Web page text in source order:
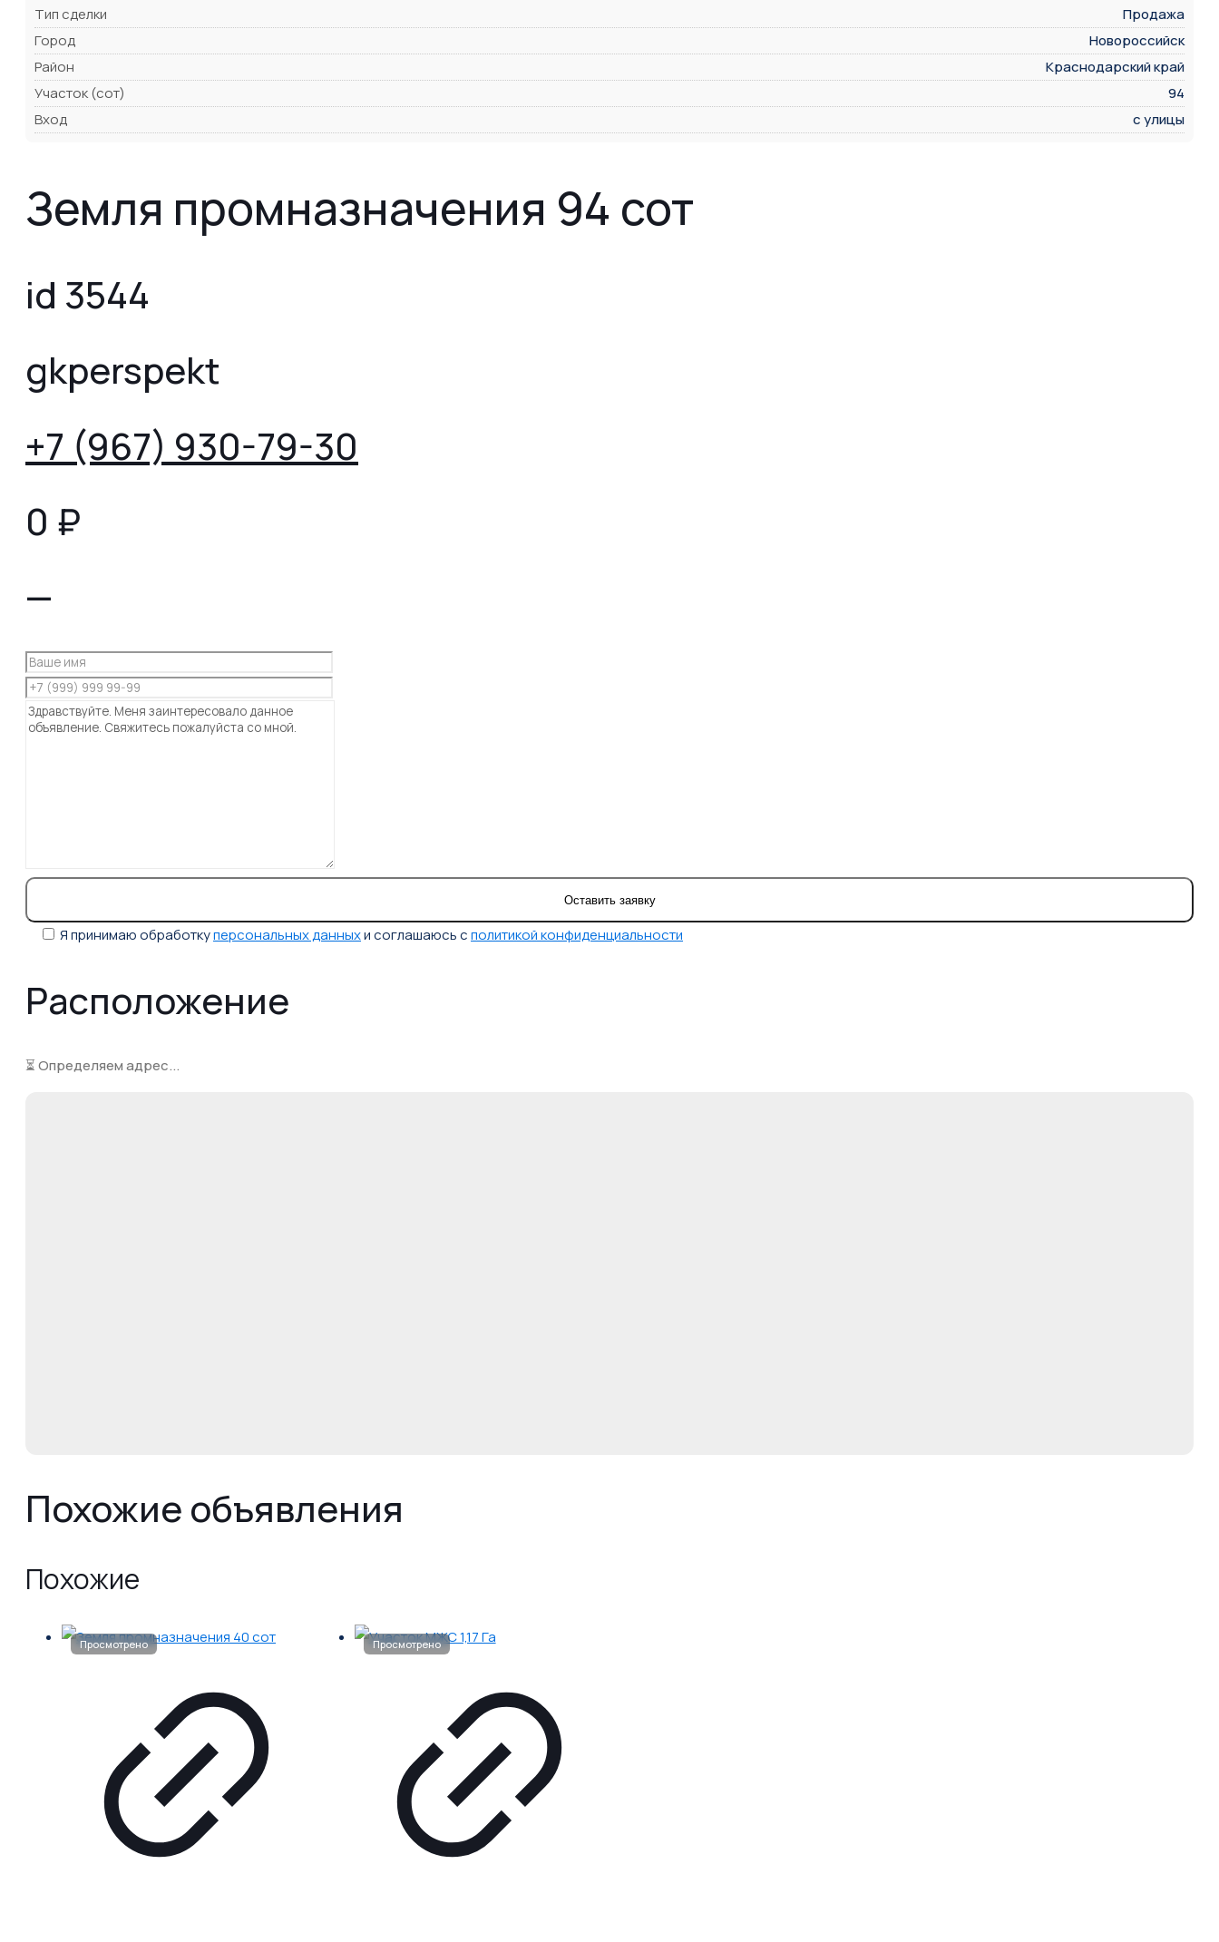
Тип сделки
Продажа
Город
Новороссийск
Район
Краснодарский край
Участок (сот)
94
Вход
с улицы
Земля промназначения 94 сот
id 3544
gkperspekt
+7 (967) 930-79-30
0 ₽
—
Я принимаю обработкуперсональных данныхи соглашаюсь сполитикой конфиденциальности
Расположение
⏳ Определяем адрес...
Похожие объявления
Похожие